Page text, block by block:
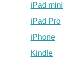
iPad mini
iPad Pro
iPhone
Kindle